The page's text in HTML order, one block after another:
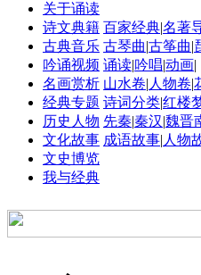
关于诵读
诗文典籍 百家经典|名著
古典音乐 古琴曲|古筝曲|
吟诵视频 诵读|吟唱|动画|
名画赏析 山水卷| 人物卷|
经典专题 诗词分类|红楼
历史人物 先秦|秦汉|魏晋
文化故事 成语故事| 人物
文史博览
我与经典